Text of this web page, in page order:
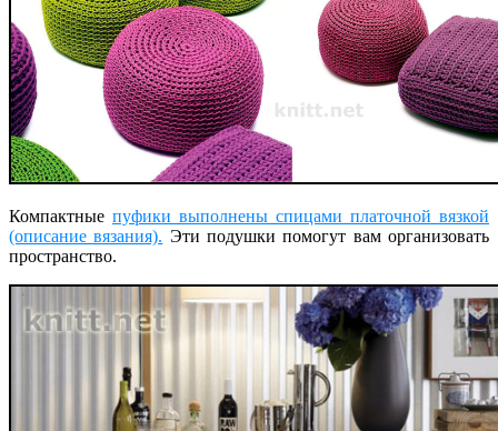
Компактные пуфики выполнены спицами платочной вязкой
(описание вязания). Эти подушки помогут вам организовать
пространство.